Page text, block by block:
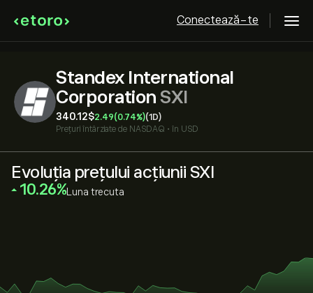
Conectează-te
Standex International
Corporation SXI
340.12‎$‎2.49(0.74%)(1D)
Prețuri întârziate de NASDAQ • în USD
Evoluția prețului acțiunii SXI
‎10.26‎ Luna trecuta